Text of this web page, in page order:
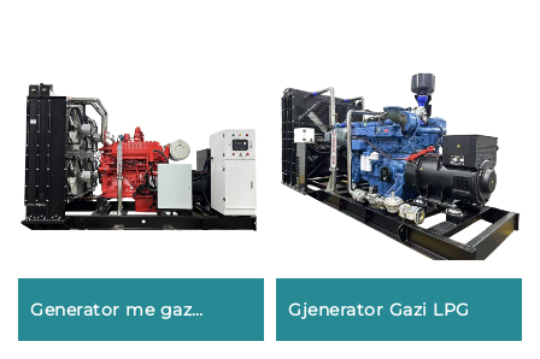
Generator me gaz
natyror
Gjenerator Gazi LPG